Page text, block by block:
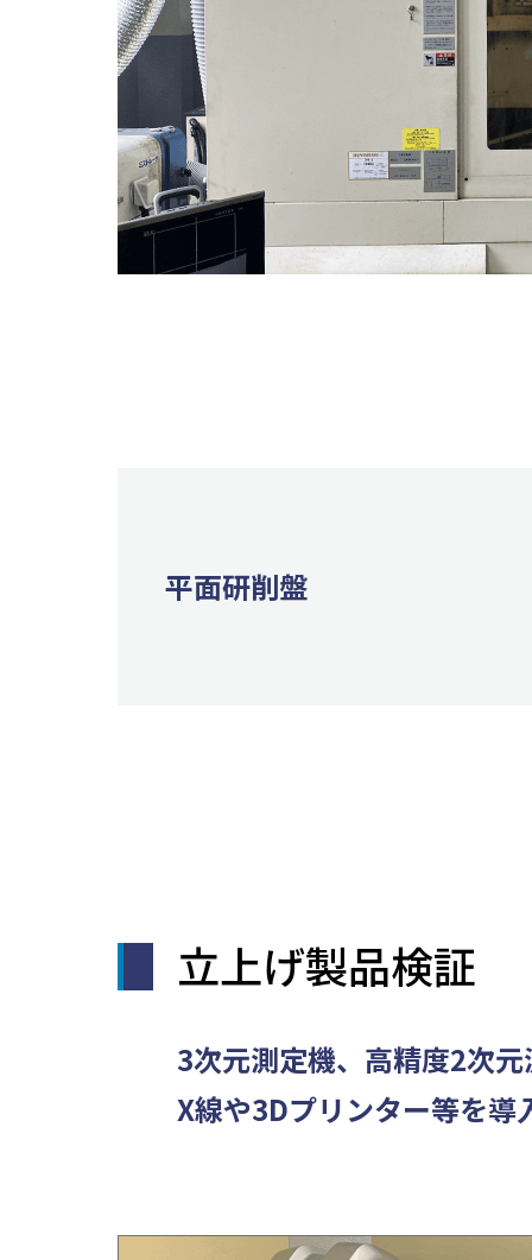
平⾯研削盤
⽴上げ製品検証
3次元測定機、⾼精度2次
X線や3Dプリンター等を導